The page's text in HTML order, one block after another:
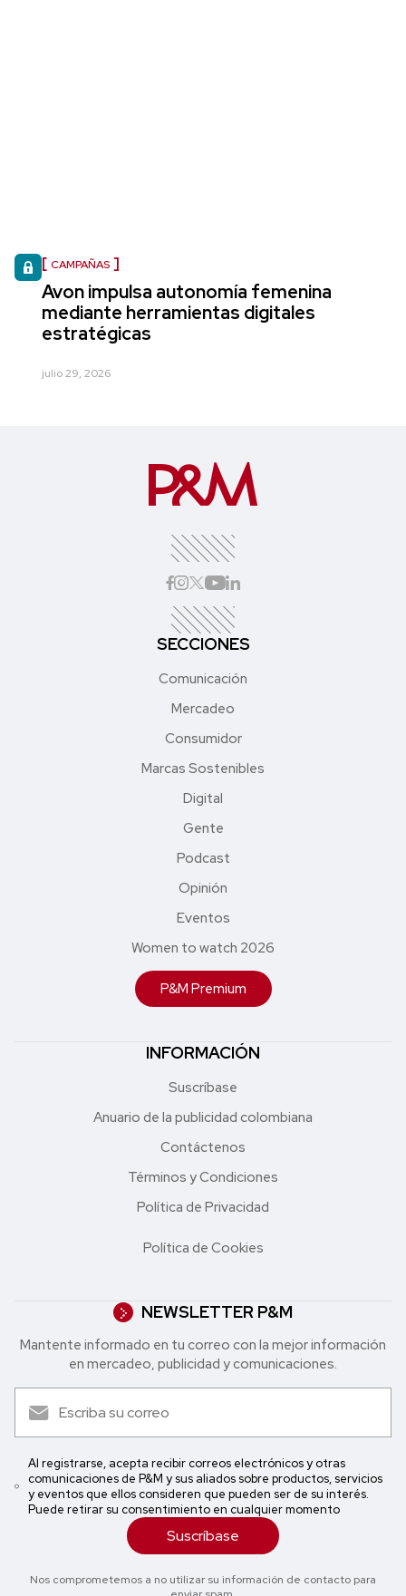
CAMPAÑAS
Avon impulsa autonomía femenina
mediante herramientas digitales
estratégicas
julio 29, 2026
SECCIONES
Comunicación
Mercadeo
Consumidor
Marcas Sostenibles
Digital
Gente
Podcast
Opinión
Eventos
Women to watch 2026
P&M Premium
INFORMACIÓN
Suscríbase
Anuario de la publicidad colombiana
Contáctenos
Términos y Condiciones
Política de Privacidad
Política de Cookies
NEWSLETTER P&M
Mantente informado en tu correo con la mejor in formación
en mercadeo, publicidad y comunicaciones.
Al registrarse, acepta recibir correos electrónicos y otras
comunicaciones de P&M y sus aliados sobre productos, servicios
y eventos que ellos consideren que pueden ser de su interés.
Puede retirar su consentimiento en cualquier momento
Suscríbase
Nos comprometemos a no utilizar su información de contacto para